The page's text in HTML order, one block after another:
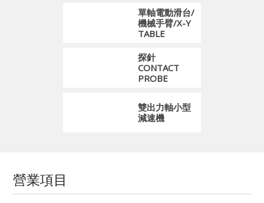
單軸電動滑台/
機械手臂/X-Y
TABLE
探針
CONTACT
PROBE
雙出力軸小型
減速機
營業項目